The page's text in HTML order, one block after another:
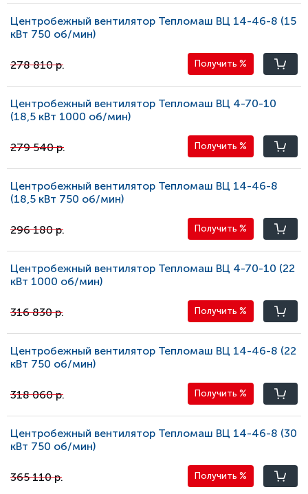
Центробежный вентилятор Тепломаш ВЦ 14-46-8 (15
кВт 750 oб/мин)
278 810 р. Получить %
Центробежный вентилятор Тепломаш ВЦ 4-70-10
(18,5 кВт 1000 oб/мин)
279 540 р. Получить %
Центробежный вентилятор Тепломаш ВЦ 14-46-8
(18,5 кВт 750 oб/мин)
296 180 р. Получить %
Центробежный вентилятор Тепломаш ВЦ 4-70-10 (22
кВт 1000 oб/мин)
316 830 р. Получить %
Центробежный вентилятор Тепломаш ВЦ 14-46-8 (22
кВт 750 oб/мин)
318 060 р. Получить %
Центробежный вентилятор Тепломаш ВЦ 14-46-8 (30
кВт 750 oб/мин)
365 110 р. Получить %